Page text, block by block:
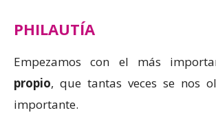
PHILAUTÍA
Empezamos con el más
propio, que tantas veces se nos
importante.